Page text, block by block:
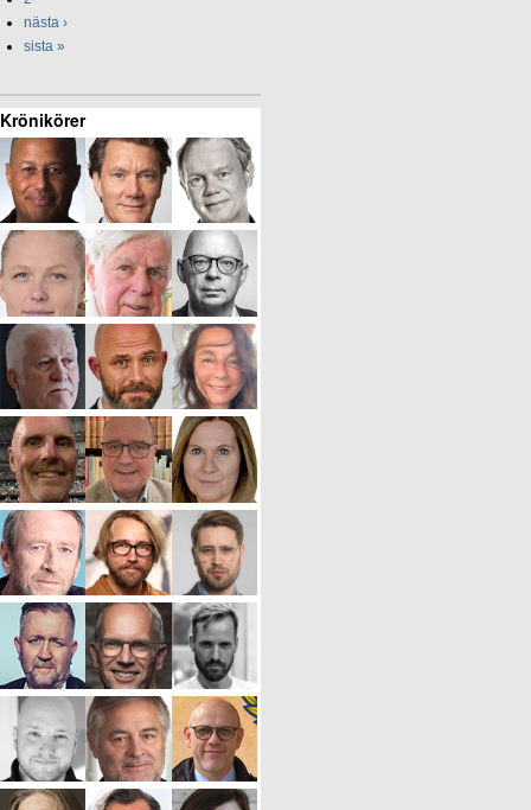
nästa ›
sista »
Krönikörer